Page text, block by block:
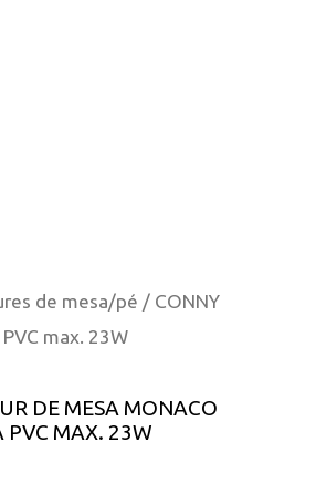
de mesa/pé / CONNY
max. 23W
DE MESA MONACO
PVC MAX. 23W